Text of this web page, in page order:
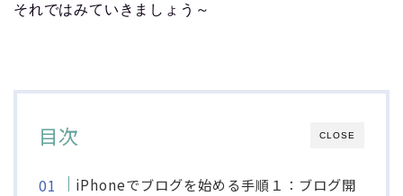
それではみていきましょう～
CLOSE
目次
iPhoneでブログを始める手順１：ブログ開